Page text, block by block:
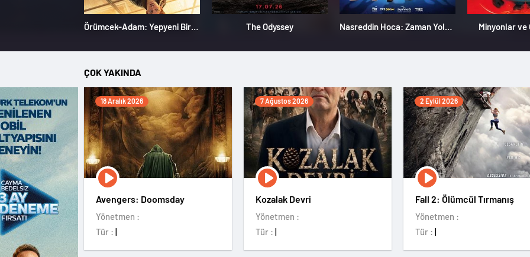
Örümcek-Adam: Yepyeni Bir Gün The Odyssey Nasreddin Hoca: Zaman Yolcusu 4 Minyonlar
ÇOK YAKINDA
18 Aralık 2026
Avengers: Doomsday
Yönetmen :
Tür : |
7 Ağustos 2026
Kozalak Devri
Yönetmen :
Tür : |
2 Eylül 2026
Fall 2: Ölümcül Tırmanış
Yönetmen :
Tür : |